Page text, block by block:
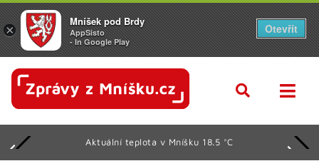
Aktuální teplota v Mníšku 18.5 °C
×
Mníšek pod Brdy
AppSisto
- In Google Play
Otevřít